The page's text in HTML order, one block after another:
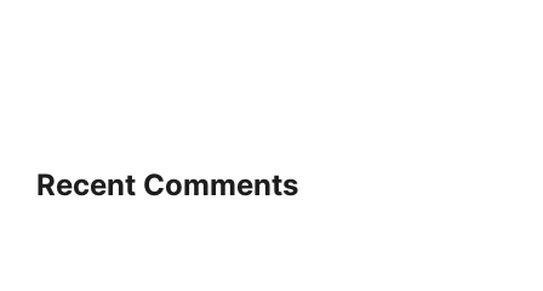
Recent Comments